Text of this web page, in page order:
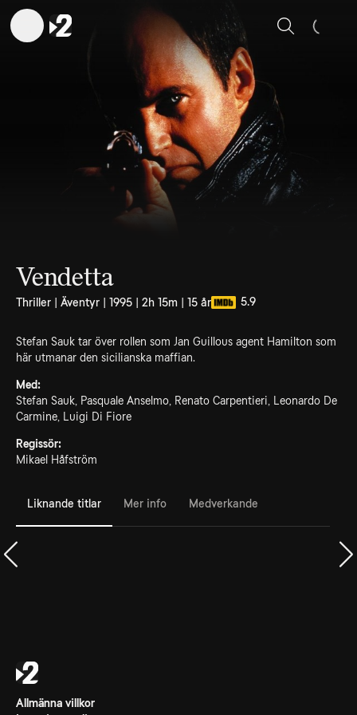
Sök
Vendetta
Thriller | Äventyr | 1995 | 2h 15m | 15 år 5.9
Stefan Sauk tar över rollen som Jan Guillous agent Hamilton som
här utmanar den sicilianska maffian.
Med:
Stefan Sauk, Pasquale Anselmo, Renato Carpentieri, Leonardo De
Carmine, Luigi Di Fiore
Regissör:
Mikael Håfström
Liknande titlar Mer info Medverkande
Allmänna villkor